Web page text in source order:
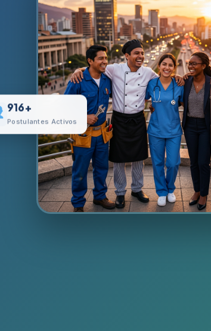
916+
Postulantes Activos